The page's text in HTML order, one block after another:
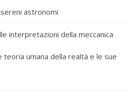
astronomi
interpretazioni della meccanica
teoria umana della realtà e le sue